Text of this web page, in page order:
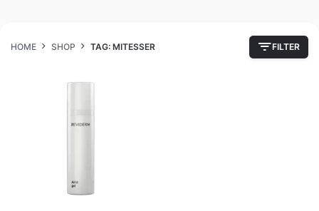
HOME SHOP TAG: MITESSER FILTER